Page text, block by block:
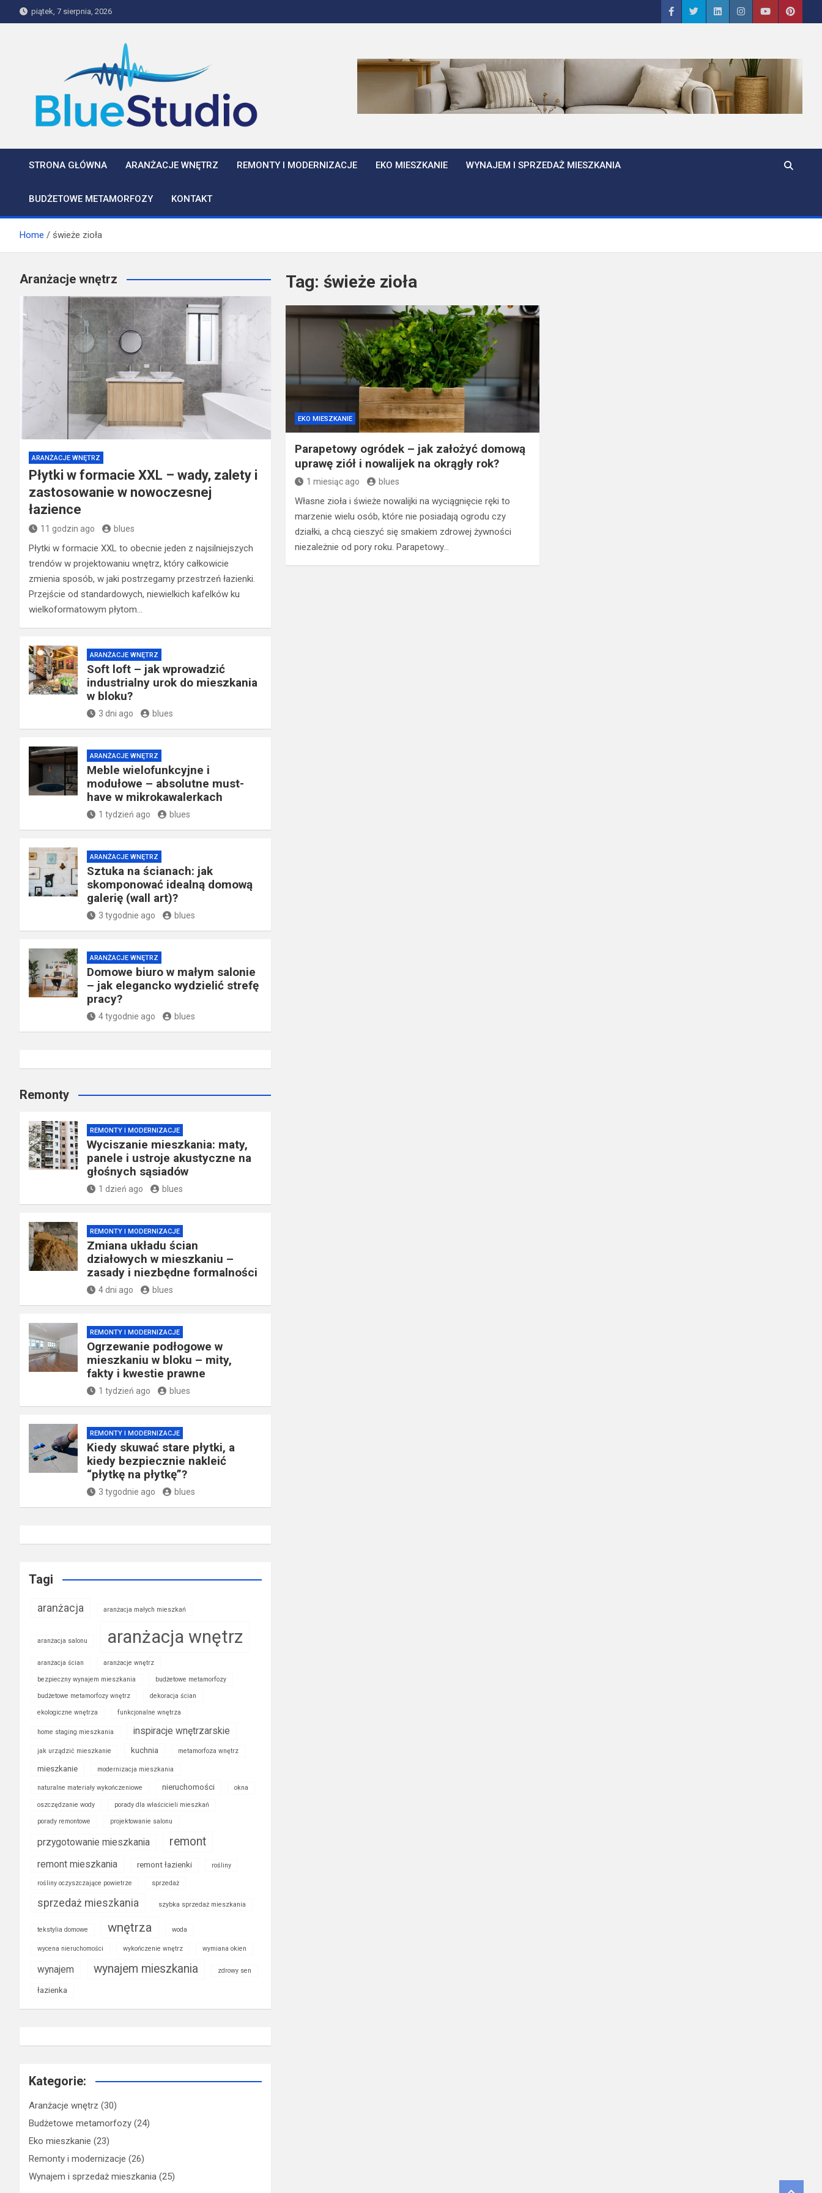
to
piątek, 7 sierpnia, 2026
BlueStudio
STRONA GŁÓWNA ARANŻACJE WNĘTRZ REMONTY I MODERNIZACJE EKO MIESZKANIE WYNAJEM I SPRZEDAŻ MIESZKANIA
BUDŻETOWE METAMORFOZY KONTAKT
Home świeże zioła
Tag: świeże zioła
EKO MIESZKANIE
Parapetowy ogródek – jak założyć domową
uprawę ziół i nowalijek na okrągły rok?
1 miesiąc ago blues
Własne zioła i świeże nowalijki na wyciągnięcie ręki to
marzenie wielu osób, które nie posiadają ogrodu czy
działki, a chcą cieszyć się smakiem zdrowej żywności
niezależnie od pory roku. Parapetowy…
Aranżacje wnętrz
ARANŻACJE WNĘTRZ
Płytki w formacie XXL – wady, zalety i
zastosowanie w nowoczesnej
łazience
11 godzin ago blues
Płytki w formacie XXL to obecnie jeden z najsilniejszych
trendów w projektowaniu wnętrz, który całkowicie
zmienia sposób, w jaki postrzegamy przestrzeń łazienki.
Przejście od standardowych, niewielkich kafelków ku
wielkoformatowym płytom…
ARANŻACJE WNĘTRZ
Soft loft – jak wprowadzić
industrialny urok do mieszkania
w bloku?
3 dni ago blues
ARANŻACJE WNĘTRZ
Meble wielofunkcyjne i
modułowe – absolutne must-
have w mikrokawalerkach
1 tydzień ago blues
ARANŻACJE WNĘTRZ
Sztuka na ścianach: jak
skomponować idealną domową
galerię (wall art)?
3 tygodnie ago blues
ARANŻACJE WNĘTRZ
Domowe biuro w małym salonie
– jak elegancko wydzielić strefę
pracy?
4 tygodnie ago blues
Remonty
REMONTY I MODERNIZACJE
Wyciszanie mieszkania: maty,
panele i ustroje akustyczne na
głośnych sąsiadów
1 dzień ago blues
REMONTY I MODERNIZACJE
Zmiana układu ścian
działowych w mieszkaniu –
zasady i niezbędne formalności
4 dni ago blues
REMONTY I MODERNIZACJE
Ogrzewanie podłogowe w
mieszkaniu w bloku – mity,
fakty i kwestie prawne
1 tydzień ago blues
REMONTY I MODERNIZACJE
Kiedy skuwać stare płytki, a
kiedy bezpiecznie nakleić
“płytkę na płytkę”?
3 tygodnie ago blues
Tagi
aranżacja aranżacja małych mieszkań
aranżacja salonu aranżacja wnętrz
aranżacja ścian aranżacje wnętrz
bezpieczny wynajem mieszkania budżetowe metamorfozy
budżetowe metamorfozy wnętrz dekoracja ścian
ekologiczne wnętrza funkcjonalne wnętrza
home staging mieszkania inspiracje wnętrzarskie
jak urządzić mieszkanie kuchnia metamorfoza wnętrz
mieszkanie modernizacja mieszkania
naturalne materiały wykończeniowe nieruchomości okna
oszczędzanie wody porady dla właścicieli mieszkań
porady remontowe projektowanie salonu
przygotowanie mieszkania remont
remont mieszkania remont łazienki rośliny
rośliny oczyszczające powietrze sprzedaż
sprzedaż mieszkania szybka sprzedaż mieszkania
tekstylia domowe wnętrza woda
wycena nieruchomości wykończenie wnętrz wymiana okien
wynajem wynajem mieszkania zdrowy sen
łazienka
Kategorie:
Aranżacje wnętrz (30)
Budżetowe metamorfozy (24)
Eko mieszkanie (23)
Remonty i modernizacje (26)
Wynajem i sprzedaż mieszkania (25)